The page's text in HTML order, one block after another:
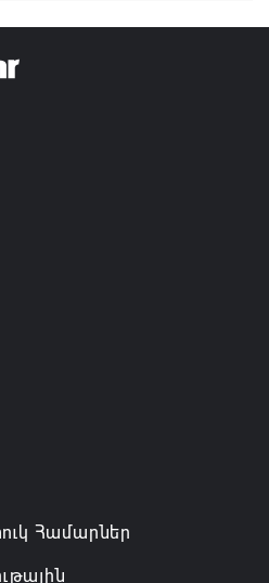
ճակատում հայ
գործը
է ԱԱԾ
Համարներ